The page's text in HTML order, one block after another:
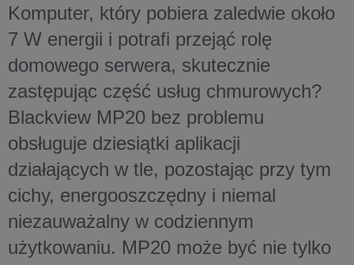
Komputer, który pobiera zaledwie około
7 W energii i potrafi przejąć rolę
domowego serwera, skutecznie
zastępując część usług chmurowych?
Blackview MP20 bez problemu
obsługuje dziesiątki aplikacji
działających w tle, pozostając przy tym
cichy, energooszczędny i niemal
niezauważalny w codziennym
użytkowaniu. MP20 może być nie tylko